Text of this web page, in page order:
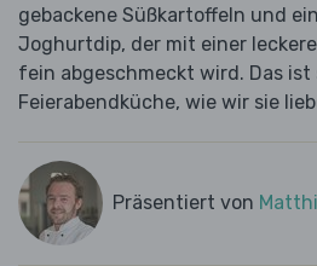
gebackene Süßkartoffeln und
Joghurtdip, der mit einer
fein abgeschmeckt wird. Das ist
Feierabendküche, wie wir sie
Präsentiert von